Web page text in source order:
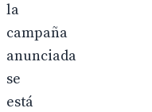
la
campaña
anunciada
se
está